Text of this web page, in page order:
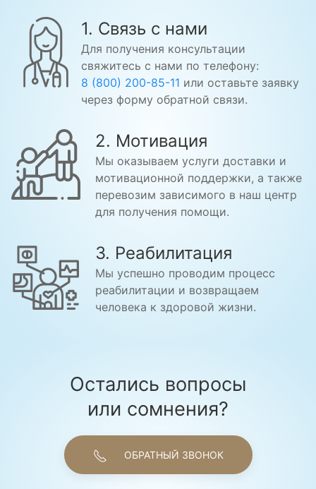
1. Связь с нами
Для получения консультации
свяжитесь с нами по телефону:
8 (800) 200-85-11 или оставьте заявку
через форму обратной связи.
2. Мотивация
Мы оказываем услуги доставки и
мотивационной поддержки, а также
перевозим зависимого в наш центр
для получения помощи.
3. Реабилитация
Мы успешно проводим процесс
реабилитации и возвращаем
человека к здоровой жизни.
Остались вопросы
или сомнения?
ОБРАТНЫЙ ЗВОНОК